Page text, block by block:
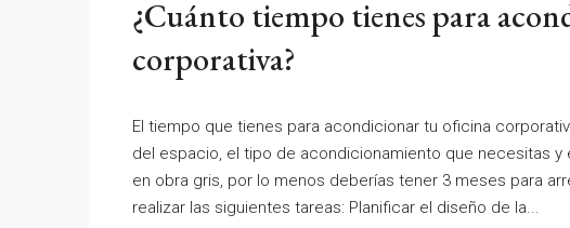
¿Cuánto tiempo tienes para
corporativa?
El tiempo que tienes para acondicionar tu oficina
del espacio, el tipo de acondicionamiento que necesitas
en obra gris, por lo menos deberías tener 3 meses para
realizar las siguientes tareas: Planificar el diseño de la...